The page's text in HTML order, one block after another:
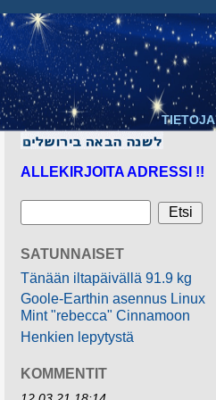
TIETOJA
ALLEKIRJOITA ADRESSI !!
SATUNNAISET
Tänään iltapäivällä 91.9 kg
Goole-Earthin asennus Linux
Mint "rebecca" Cinnamoon
Henkien lepytystä
KOMMENTIT